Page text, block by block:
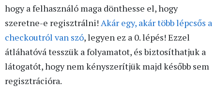
hogy a felhasználó maga dönthesse el, hogy
szeretne-e regisztrálni! Akár egy, akár több lépcsős a
checkoutról van szó, legyen ez a 0. lépés! Ezzel
átláhatóvá tesszük a folyamatot, és biztosíthatjuk a
látogatót, hogy nem kényszerítjük majd később sem
regisztrációra.